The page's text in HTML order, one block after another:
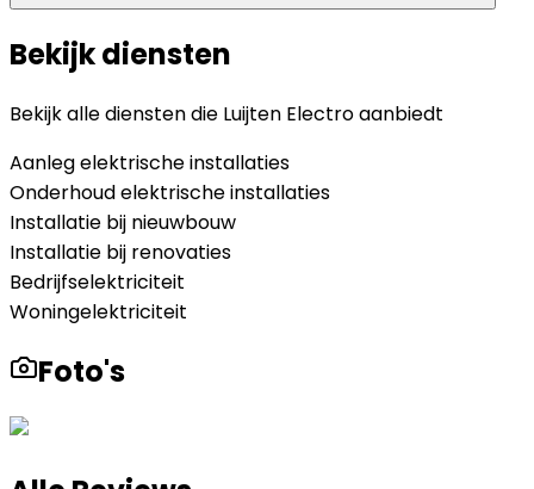
Bekijk diensten
Bekijk alle diensten die Luijten Electroaanbiedt
Aanleg elektrische installaties
Onderhoud elektrische installaties
Installatie bij nieuwbouw
Installatie bij renovaties
Bedrijfselektriciteit
Woningelektriciteit
Foto's